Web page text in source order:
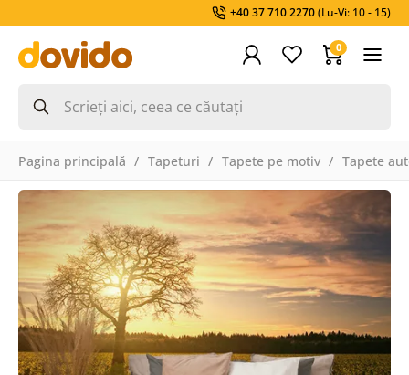
+40 37 710 2270(Lu-Vi: 10 - 15)
0
Pagina principală Tapeturi Tapete pe motiv Tapete